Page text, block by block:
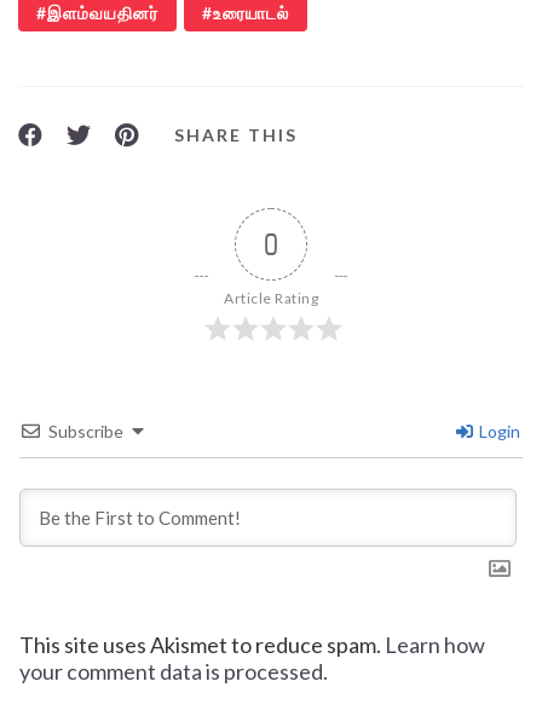
இளம்வயதினர் உரையாடல்
SHARE THIS
0
Article Rating
Subscribe Login
This site uses Akismet to reduce spam. Learn how
your comment data is processed.